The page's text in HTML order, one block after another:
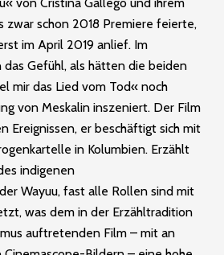
zwar schon 2018 Premiere feierte,
im April 2019 anlief. Im
das Gefühl, als hätten die beiden
mir das Lied vom Tod« noch
von Meskalin inszeniert. Der Film
Ereignissen, er beschäftigt sich mit
in Kolumbien. Erzählt
indigenen
Wayuu, fast alle Rollen sind mit
was dem in der Erzähltradition
auftretenden Film – mit an